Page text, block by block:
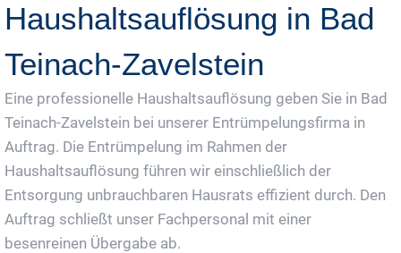
Haushaltsauflösung in Bad
Teinach-Zavelstein
Eine professionelle Haushaltsauflösung geben Sie in Bad
Teinach-Zavelstein bei unserer Entrümpelungsfirma in
Auftrag. Die Entrümpelung im Rahmen der
Haushaltsauflösung führen wir einschließlich der
Entsorgung unbrauchbaren Hausrats effizient durch. Den
Auftrag schließt unser Fachpersonal mit einer
besenreinen Übergabe ab.